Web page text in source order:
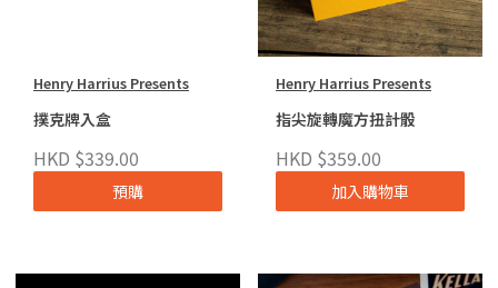
Henry Harrius Presents
撲克牌入盒
HKD $339.00
預購
Henry Harrius Presents
指尖旋轉魔方扭計骰
HKD $359.00
加入購物車